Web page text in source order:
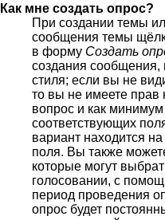
Как мне создать опрос?
При создании темы
сообщения темы
в форму Создать
создания сообщения,
стиля; если вы не
то вы не имеете прав
вопрос и как
соответствующих
вариант находится на
поля. Вы также
которые могут
голосовании, с
период проведения
опрос будет